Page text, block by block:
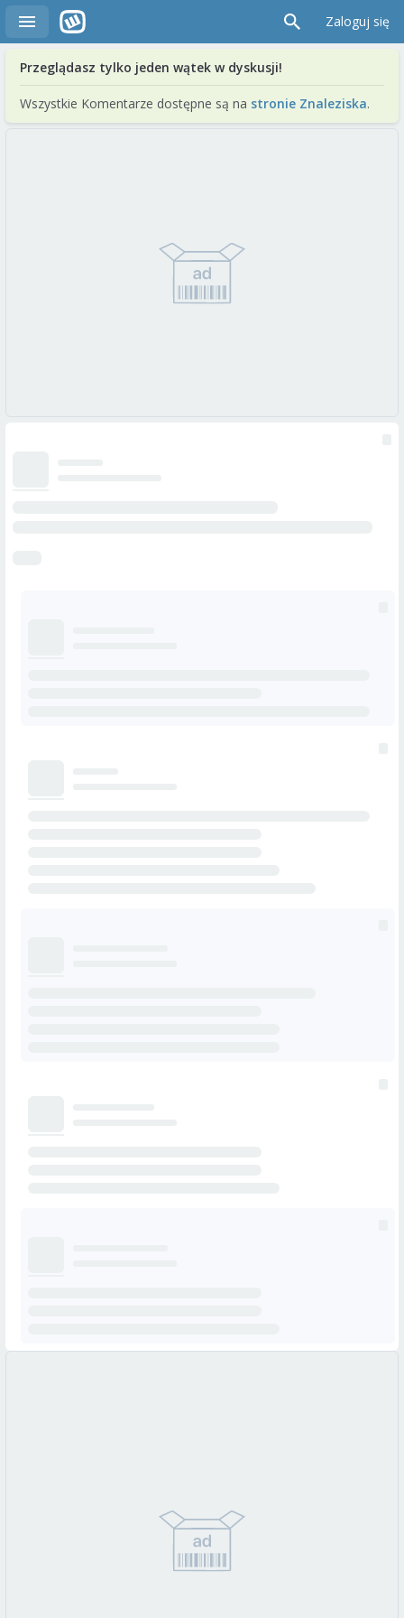
Zaloguj się
Przeglądasz tylko jeden wątek w dyskusji!
Wszystkie Komentarze dostępne są na stronie Znaleziska.